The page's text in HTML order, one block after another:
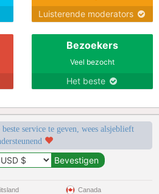
Luisterende moderators
Bezoekers
Veel bezocht
Het beste
service te geven, wees alsjeblieft
Canada